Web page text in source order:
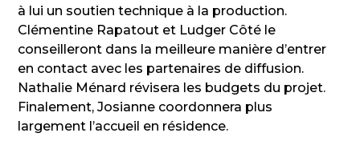
à lui un soutien technique à la production.
Clémentine Rapatout et Ludger Côté le
conseilleront dans la meilleure manière d’entrer
en contact avec les partenaires de diffusion.
Nathalie Ménard révisera les budgets du projet.
Finalement, Josianne coordonnera plus
largement l’accueil en résidence.